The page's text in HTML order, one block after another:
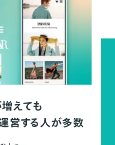
えても
営する人が多数